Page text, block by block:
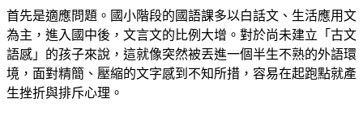
首先是適應問題。國小階段的國語課多以白話文、生活應用文
為主，進入國中後，文言文的比例大增。對於尚未建立「古文
語感」的孩子來說，這就像突然被丟進一個半生不熟的外語環
境，面對精簡、壓縮的文字感到不知所措，容易在起跑點就產
生挫折與排斥心理。